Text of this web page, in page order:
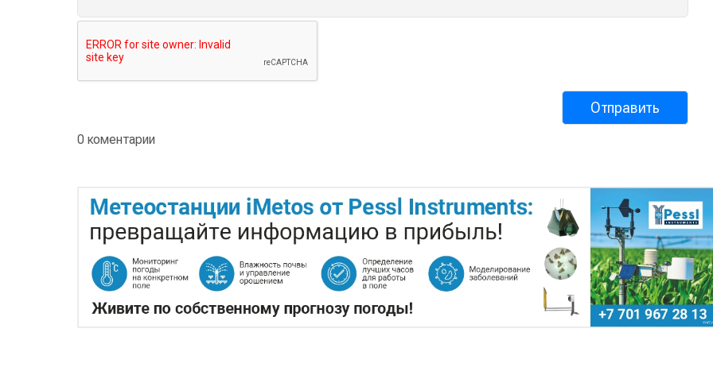
0 коментарии